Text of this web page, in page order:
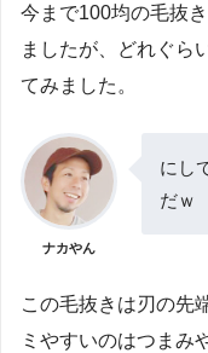
今まで100均の毛抜
ましたが、どれぐら
てみました。
ナカやん
にし
だｗ
この毛抜きは刃の先
ミやすいのはつまみ